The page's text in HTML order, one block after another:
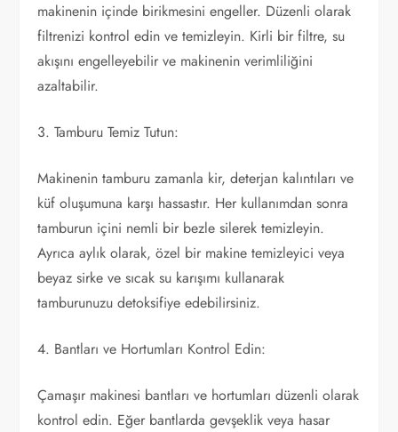
makinenin içinde birikmesini engeller. Düzenli olarak
filtrenizi kontrol edin ve temizleyin. Kirli bir filtre, su
akışını engelleyebilir ve makinenin verimliliğini
azaltabilir.
3. Tamburu Temiz Tutun:
Makinenin tamburu zamanla kir, deterjan kalıntıları ve
küf oluşumuna karşı hassastır. Her kullanımdan sonra
tamburun içini nemli bir bezle silerek temizleyin.
Ayrıca aylık olarak, özel bir makine temizleyici veya
beyaz sirke ve sıcak su karışımı kullanarak
tamburunuzu detoksifiye edebilirsiniz.
4. Bantları ve Hortumları Kontrol Edin:
Çamaşır makinesi bantları ve hortumları düzenli olarak
kontrol edin. Eğer bantlarda gevşeklik veya hasar